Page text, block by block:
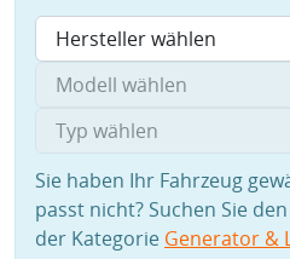
Sie haben Ihr Fahrzeug
passt nicht? Suchen Sie
der Kategorie Generator &